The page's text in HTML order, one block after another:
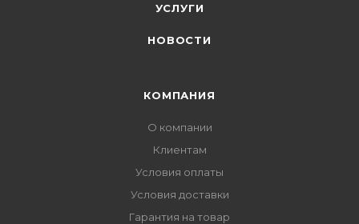
УСЛУГИ
НОВОСТИ
КОМПАНИЯ
О компании
Клиентам
Условия оплаты
Условия доставки
Гарантия на товар